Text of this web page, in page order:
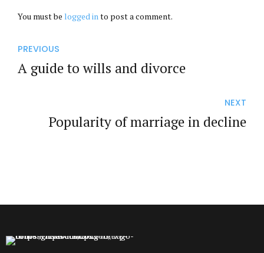
You must be logged into post a comment.
PREVIOUS
A guide to wills and divorce
NEXT
Popularity of marriage in decline